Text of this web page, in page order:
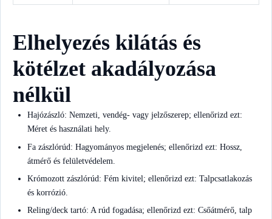
Elhelyezés kilátás és
kötélzet akadályozása
nélkül
Hajózászló: Nemzeti, vendég- vagy jelzőszerep; ellenőrizd ezt:
Méret és használati hely.
Fa zászlórúd: Hagyományos megjelenés; ellenőrizd ezt: Hossz,
átmérő és felületvédelem.
Krómozott zászlórúd: Fém kivitel; ellenőrizd ezt: Talpcsatlakozás
és korrózió.
Reling/deck tartó: A rúd fogadása; ellenőrizd ezt: Csőátmérő, talp